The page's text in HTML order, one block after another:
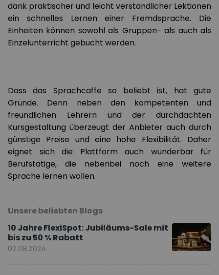
dank praktischer und leicht verständlicher Lektionen
ein schnelles Lernen einer Fremdsprache. Die
Einheiten können sowohl als Gruppen- als auch als
Einzelunterricht gebucht werden.
Dass das Sprachcaffe so beliebt ist, hat gute
Gründe. Denn neben den kompetenten und
freundlichen Lehrern und der durchdachten
Kursgestaltung überzeugt der Anbieter auch durch
günstige Preise und eine hohe Flexibilität. Daher
eignet sich die Plattform auch wunderbar für
Berufstätige, die nebenbei noch eine weitere
Sprache lernen wollen.
Unsere beliebten Blogs
10 Jahre FlexiSpot: Jubiläums-Sale mit
bis zu 50 % Rabatt
02.08.2026